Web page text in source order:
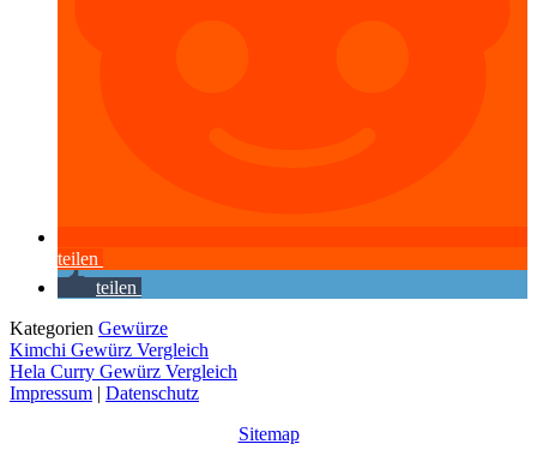
teilen
teilen
Kategorien Gewürze
Kimchi Gewürz Vergleich
Hela Curry Gewürz Vergleich
Impressum | Datenschutz
Sitemap